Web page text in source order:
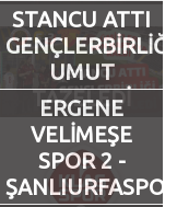
Futbol
Basketbol
Voleybol
Hentbol
STANCU ATTI
GENÇLERBİRLİĞİ
UMUT
TAZELEDİ
ERGENE
VELİMEŞE
SPOR 2 -
ŞANLIURFASPOR